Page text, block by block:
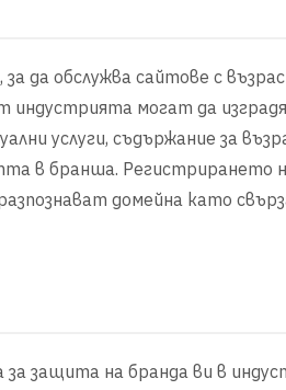
да обслужва сайтове с
индустрията могат да
услуги, съдържание за
в бранша. Регистрирането
домейна като
защита на бранда ви в